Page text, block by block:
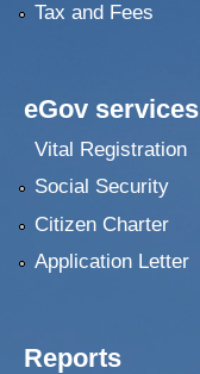
Tax and Fees
eGov services
Vital Registration
Social Security
Citizen Charter
Application Letter
Reports